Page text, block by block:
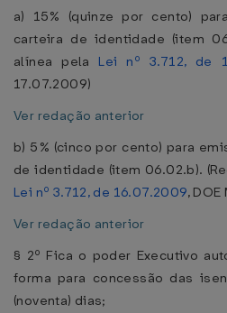
a) 15% (quinze por cento)
carteira de identidade (item
alínea pela Lei nº 3.712, de
17.07.2009)
Ver redação anterior
b) 5% (cinco por cento) para
de identidade (item 06.02.b).
Lei nº 3.712, de 16.07.2009,
Ver redação anterior
§ 2º Fica o poder Executivo
forma para concessão das
(noventa) dias;